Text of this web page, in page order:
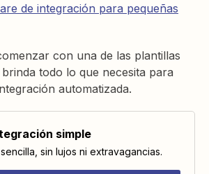
de integración para pequeñas
con una de las plantillas
todo lo que necesita para
automatizada.
simple
sin lujos ni extravagancias.